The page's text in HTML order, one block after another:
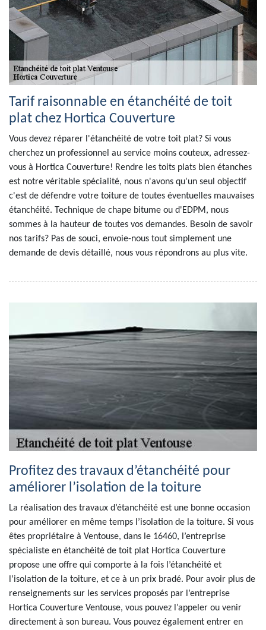
Tarif raisonnable en étanchéité de toit
plat chez Hortica Couverture
Vous devez réparer l'étanchéité de votre toit plat? Si vous
cherchez un professionnel au service moins couteux, adressez-
vous à Hortica Couverture! Rendre les toits plats bien étanches
est notre véritable spécialité, nous n'avons qu'un seul objectif
c'est de défendre votre toiture de toutes éventuelles mauvaises
étanchéité. Technique de chape bitume ou d'EDPM, nous
sommes à la hauteur de toutes vos demandes. Besoin de savoir
nos tarifs? Pas de souci, envoie-nous tout simplement une
demande de devis détaillé, nous vous répondrons au plus vite.
Profitez des travaux d’étanchéité pour
améliorer l’isolation de la toiture
La réalisation des travaux d’étanchéité est une bonne occasion
pour améliorer en même temps l’isolation de la toiture. Si vous
êtes propriétaire à Ventouse, dans le 16460, l’entreprise
spécialiste en étanchéité de toit plat Hortica Couverture
propose une offre qui comporte à la fois l’étanchéité et
l’isolation de la toiture, et ce à un prix bradé. Pour avoir plus de
renseignements sur les services proposés par l’entreprise
Hortica Couverture Ventouse, vous pouvez l’appeler ou venir
directement à son bureau. Vous pouvez également entrer en